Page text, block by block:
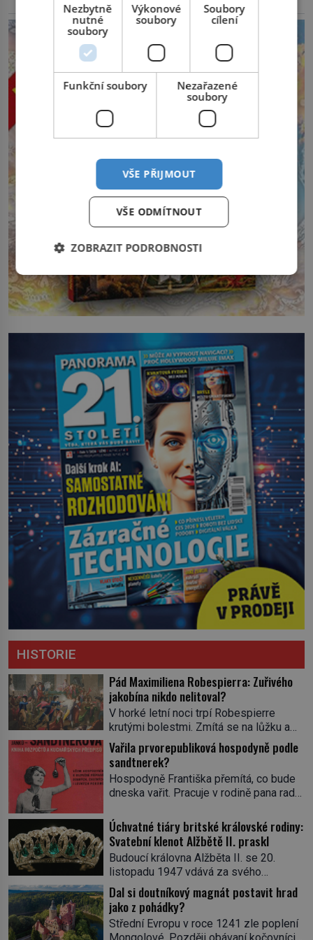
reklama
HISTORIE
Pád Maximiliena Robespierra: Zuřivého
jakobína nikdo nelitoval?
V horké letní noci trpí Robespierre
krutými bolestmi. Zmítá se na lůžku a
hlavou mu víří kolotoč myšlenek. Když
se probere z mdlob, vzpomene si na
jednu z pařížských jasnovidek, kterou
před lety navštívil. Prorokovala mu
tragický osud. Tehdy se jí vysmál.
prohlásil o něm jiný významný
francouzský revolucionář, Honoré de
Mirabeau […]
Vařila prvorepubliková hospodyně podle
sandtnerek?
Hospodyně Františka přemítá, co bude
dneska vařit. Pracuje v rodině pana rady
rychle v jedné ze „sandtnerek“.
„Zaplaťpánbůh, že už nemusíme chodit
s lístky,“ povzdechne si směrem ke
služce, kterou má v kuchyni k ruce.
Ještě v prvních letech nové republiky
fungoval kvůli nedostatku zboží
přídělový systém. […]
Úchvatné tiáry britské královské rodiny:
Svatební klenot Alžbětě II. praskl
Budoucí královna Alžběta II. se 20.
listopadu 1947 vdává za svého
vyvoleného Filipa Mountbattena. Aby
měla na obřad ve Westminsteru podle
tradice „něco vypůjčeného“, její matka jí
věnuje jedinečný šperk ze své
Dal si doutníkový magnát postavit hrad
jako z pohádky?
Střední Evropu v roce 1241 zle poplení
Nezbytně
nutné
soubory
Výkonové
soubory
Soubory
cílení
Funkční soubory
Nezařazené
soubory
VŠE PŘIJMOUT
VŠE ODMÍTNOUT
ZOBRAZIT PODROBNOSTI